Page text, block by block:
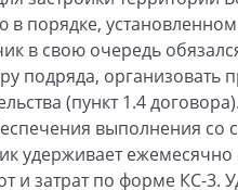
в порядке,
в свою очередь
подряда, организовать
(пункт 1.4
выполнения со
удерживает
и затрат по форме КС-3.